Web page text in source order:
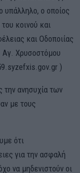
υπάλληλο, ο οποίος
κοινού και
και Οδοποιίας
Χρυσοστόμου
)
την ανησυχία των
με τους
ότι
για την ασφαλή
να μηδενιστούν οι